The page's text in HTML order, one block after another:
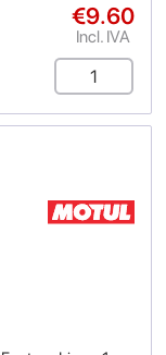
€9.60
Incl. IVA